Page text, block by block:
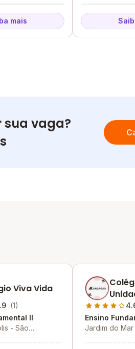
mais
sua vaga?
Viva Vida
(1)
II
- São
Ensino
Jardim do